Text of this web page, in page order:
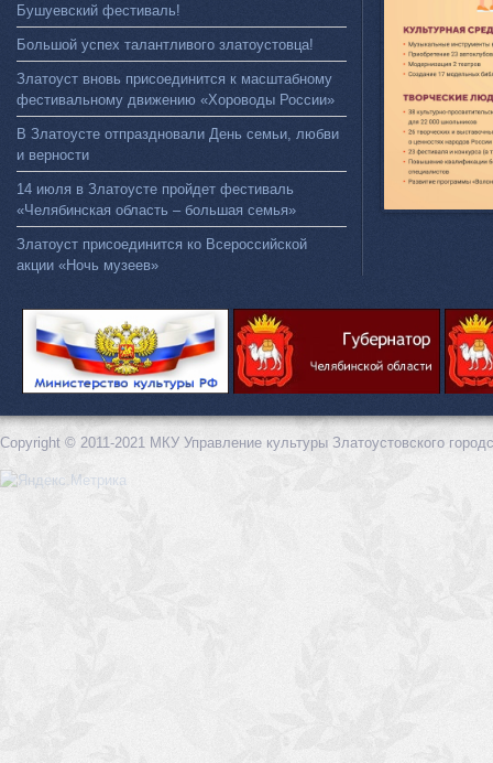
Бушуевский фестиваль!
Большой успех талантливого златоустовца!
Златоуст вновь присоединится к масштабному
фестивальному движению «Хороводы России»
В Златоусте отпраздновали День семьи, любви
и верности
14 июля в Златоусте пройдет фестиваль
«Челябинская область – большая семья»
Златоуст присоединится ко Всероссийской
акции «Ночь музеев»
Copyright © 2011-2021 МКУ Управление культуры Златоустовского